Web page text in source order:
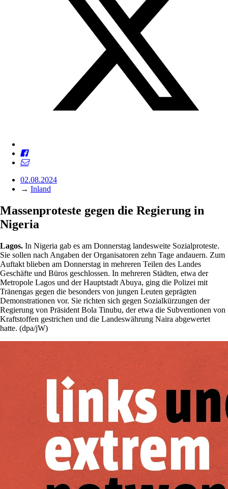
02.08.2024
→ Inland
Massenproteste gegen die Regierung in
Nigeria
Lagos. In Nigeria gab es am Donnerstag landesweite Sozialproteste.
Sie sollen nach Angaben der Organisatoren zehn Tage andauern. Zum
Auftakt blieben am Donnerstag in mehreren Teilen des Landes
Geschäfte und Büros geschlossen. In mehreren Städten, etwa der
Metropole Lagos und der Hauptstadt Abuya, ging die Polizei mit
Tränengas gegen die besonders von jungen Leuten geprägten
Demonstrationen vor. Sie richten sich gegen Sozialkürzungen der
Regierung von Präsident Bola Tinubu, der etwa die Subventionen von
Kraftstoffen gestrichen und die Landeswährung Naira abgewertet
hatte. (dpa/jW)